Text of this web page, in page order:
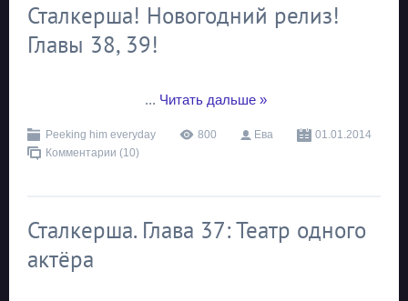
Сталкерша! Новогодний релиз!
Главы 38, 39!
... Читать дальше »
Peeking him everyday 800 Ева
01.01.2014
Комментарии (10)
Сталкерша. Глава 37: Театр одного
актёра